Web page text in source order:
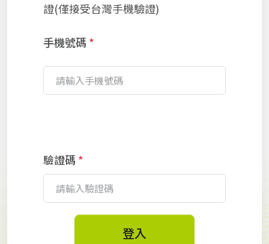
證(僅接受台灣手機驗證)
手機號碼 *
驗證碼 *
登入